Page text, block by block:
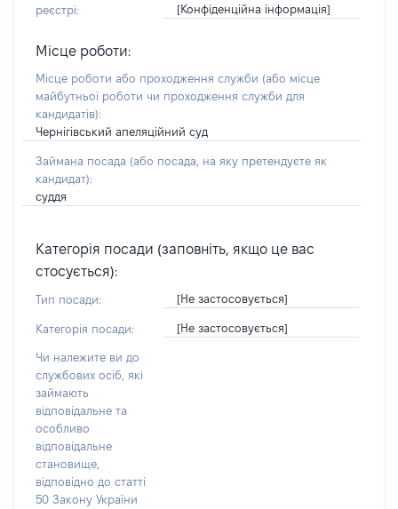
реєстрі:
[Конфіденційна інформація]
Місце роботи:
Місце роботи або проходження служби (або місце
майбутньої роботи чи проходження служби для
кандидатів):
Чернігівський апеляційний суд
Займана посада (або посада, на яку претендуєте як
кандидат):
суддя
Категорія посади (заповніть, якщо це вас
стосується):
Тип посади: [Не застосовується]
Категорія посади: [Не застосовується]
Чи належите ви до
службових осіб, які
займають
відповідальне та
особливо
відповідальне
становище,
відповідно до статті
50 Закону України